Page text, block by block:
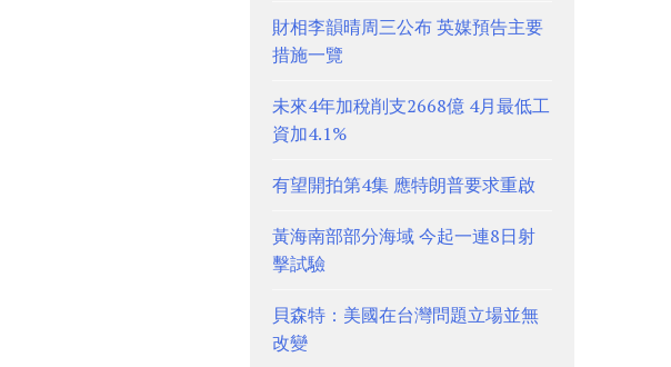
財相李韻晴周三公布 英媒預告主要
措施一覽
未來4年加稅削支2668億 4月最低工
資加4.1%
有望開拍第4集 應特朗普要求重啟
黃海南部部分海域 今起一連8日射
擊試驗
貝森特：美國在台灣問題立場並無
改變